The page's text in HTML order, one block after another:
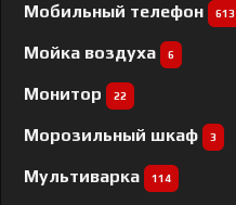
Мобильный телефон 613
Мойка воздуха 6
Монитор 22
Морозильный шкаф 3
Мультиварка 114